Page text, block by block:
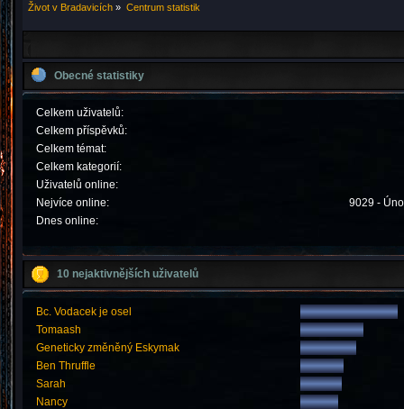
Život v Bradavicích » Centrum statistik
Obecné statistiky
Celkem uživatelů:
Celkem příspěvků:
Celkem témat:
Celkem kategorií:
Uživatelů online:
Nejvíce online:
9029 -
Dnes online:
10 nejaktivnějších uživatelů
Bc. Vodacek je osel
Tomaash
Geneticky změněný Eskymak
Ben Thruffle
Sarah
Nancy